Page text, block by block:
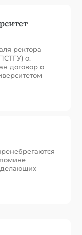
ректора
о.
договор о
делающих